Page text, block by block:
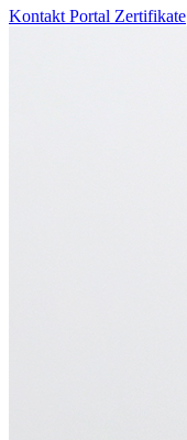
Kontakt Portal Zertifikate